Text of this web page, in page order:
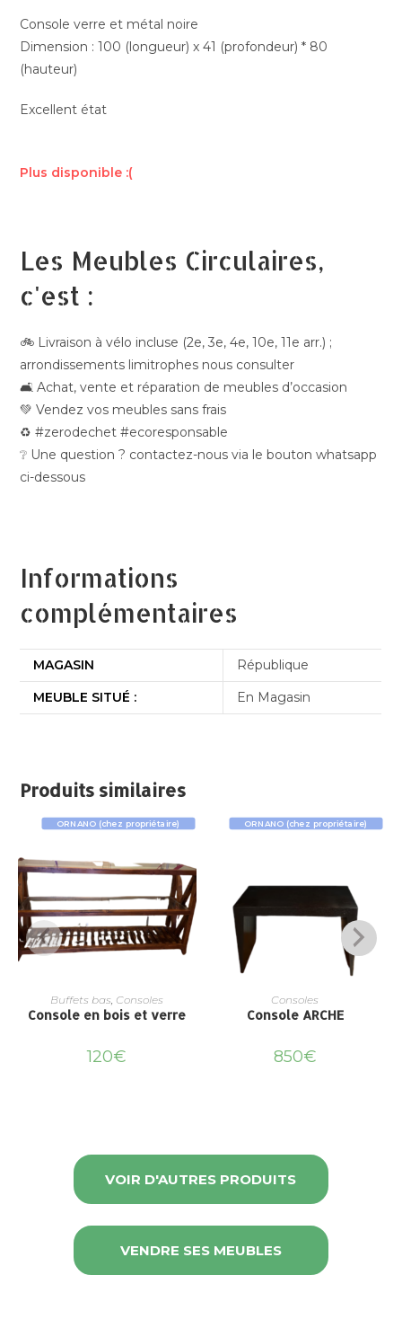
Console verre et métal noire
Dimension : 100 (longueur) x 41 (profondeur) * 80
(hauteur)
Excellent état
Plus disponible :(
Les Meubles Circulaires,
c'est :
🚲 Livraison à vélo incluse (2e, 3e, 4e, 10e, 11e arr.) ;
arrondissements limitrophes nous consulter
🛋️ Achat, vente et réparation de meubles d’occasion
💚 Vendez vos meubles sans frais
♻️ #zerodechet #ecoresponsable
❔ Une question ? contactez-nous via le bouton whatsapp
ci-dessous
Informations
complémentaires
MAGASIN
République
MEUBLE SITUÉ :
En Magasin
Produits similaires
ORNANO (chez propriétaire)
Buffets bas, Consoles
Console en bois et verre
120€
ORNANO (chez propriétaire)
Consoles
Console ARCHE
850€
VOIR D'AUTRES PRODUITS
VENDRE SES MEUBLES